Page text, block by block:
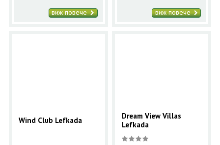
виж повече виж повече
Wind Club Lefkada
Dream View Villas
Lefkada